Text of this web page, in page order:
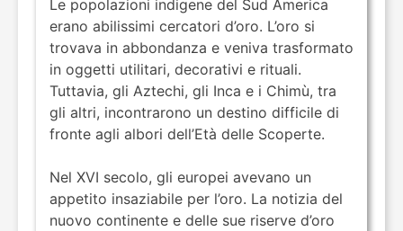
Le popolazioni indigene del Sud America
erano abilissimi cercatori d’oro. L’oro si
trovava in abbondanza e veniva trasformato
in oggetti utilitari, decorativi e rituali.
Tuttavia, gli Aztechi, gli Inca e i Chimù, tra
gli altri, incontrarono un destino difficile di
fronte agli albori dell’Età delle Scoperte.
Nel XVI secolo, gli europei avevano un
appetito insaziabile per l’oro. La notizia del
nuovo continente e delle sue riserve d’oro